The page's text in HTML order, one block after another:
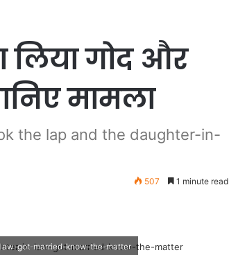
लिया गोद और
मामला
the lap and the daughter-in-
507 1 minute read
got-married-know-the-matter